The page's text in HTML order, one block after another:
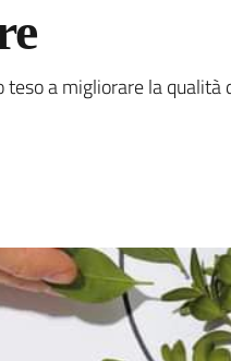
a migliorare la